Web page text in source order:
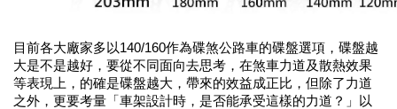
目前各大廠家多以140/160作為碟煞公路車的碟盤選項，碟盤越
大是不是越好，要從不同面向去思考，在煞車力道及散熱效果
等表現上，的確是碟盤越大，帶來的效益成正比，但除了力道
之外，更要考量「車架設計時，是否能承受這樣的力道？」以